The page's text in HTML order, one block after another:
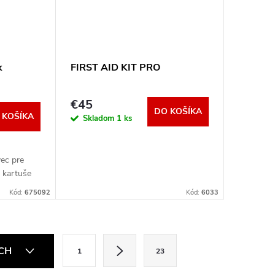
pre
kartuše
Kód: 675092
FIRST AID KIT PRO
€45
Skladom 1 ks
DO KOŠÍKA
Kód: 6033
1 23